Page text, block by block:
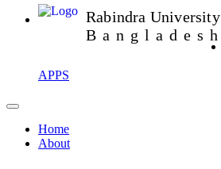
Rabindra University
Bangladesh
APPS
Home
About